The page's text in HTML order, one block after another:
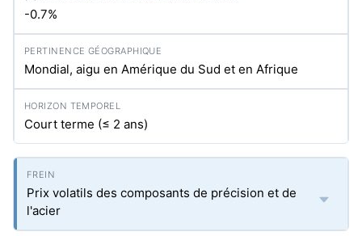
-0.7%
Mondial, aigu en Amérique du Sud et en Afrique
Court terme (≤ 2 ans)
Prix volatils des composants de précision et de
l'acier